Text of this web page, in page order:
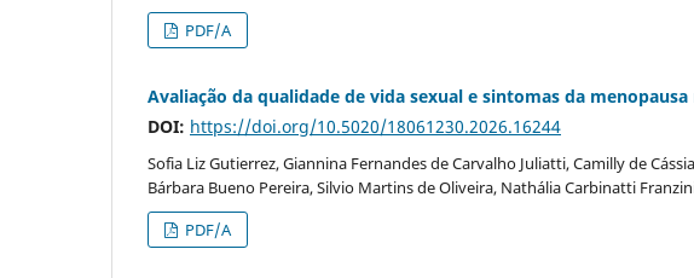
PDF/A
Avaliação da qualidade de vida sexual e sintomas da
DOI: https://doi.org/10.5020/18061230.2026.16244
Sofia Liz Gutierrez, Giannina Fernandes de Carvalho Juliatti, Camilly de
Bárbara Bueno Pereira, Silvio Martins de Oliveira, Nathália Carbinatti
PDF/A